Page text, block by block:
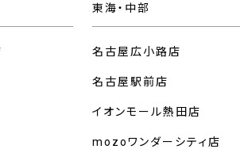
東海・中部
名古屋広小路店
名古屋駅前店
イオンモール熱田店
mozoワンダーシティ店